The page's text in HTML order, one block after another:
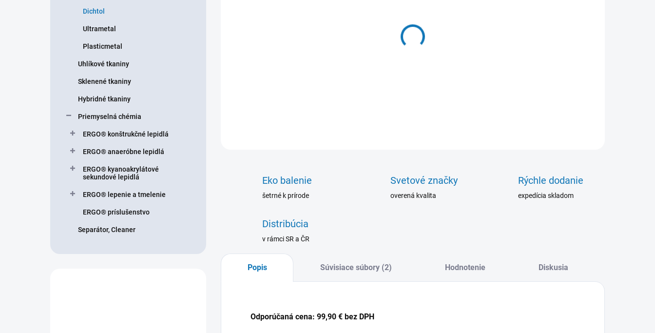
Dichtol
Ultrametal
Plasticmetal
Uhlíkové tkaniny
Sklenené tkaniny
Hybridné tkaniny
Priemyselná chémia
ERGO® konštrukčné lepidlá
ERGO® anaeróbne lepidlá
ERGO® kyanoakrylátové
sekundové lepidlá
ERGO® lepenie a tmelenie
ERGO® príslušenstvo
Separátor, Cleaner
Dichtol WFT Standard Spray je jednozložkový systém na
odstraňovanie porezity a netesností odliatkov, zvarov, strojných
Eko balenie
šetrné k prírode
Svetové značky
overená kvalita
Rýchle dodanie
expedícia skladom
Distribúcia
v rámci SR a ČR
Popis Súvisiace súbory (2) Hodnotenie Diskusia
Odporúčaná cena: 99,90 € bez DPH